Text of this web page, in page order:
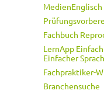
MedienEnglisch
Fachbuch
LernApp
Einfacher
Fachpraktiker-
Branchensuche